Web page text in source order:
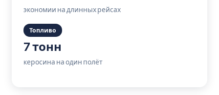
экономии на длинных рейсах
Топливо
7 тонн
керосина на один полёт